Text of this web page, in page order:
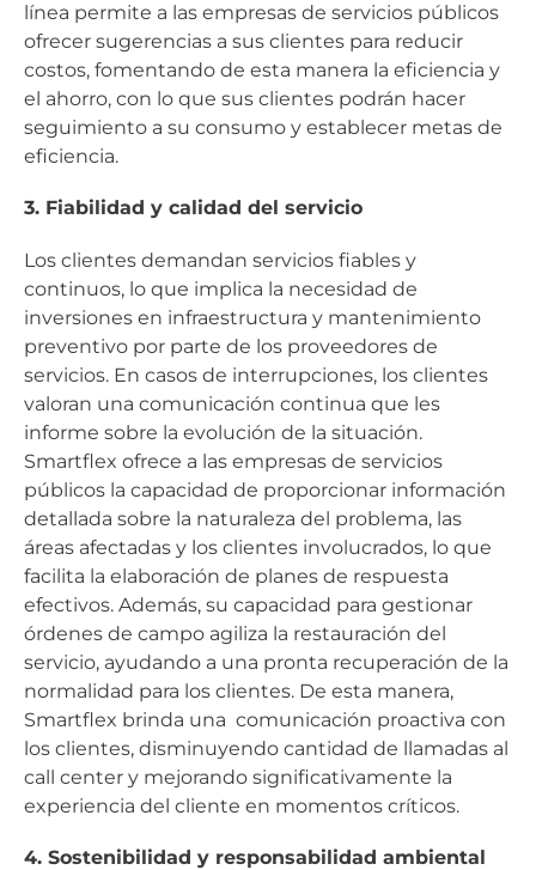
línea permite a las empresas de servicios públicos
ofrecer sugerencias a sus clientes para reducir
costos, fomentando de esta manera la eficiencia y
el ahorro, con lo que sus clientes podrán hacer
seguimiento a su consumo y establecer metas de
eficiencia.
3. Fiabilidad y calidad del servicio
Los clientes demandan servicios fiables y
continuos, lo que implica la necesidad de
inversiones en infraestructura y mantenimiento
preventivo por parte de los proveedores de
servicios. En casos de interrupciones, los clientes
valoran una comunicación continua que les
informe sobre la evolución de la situación.
Smartflex ofrece a las empresas de servicios
públicos la capacidad de proporcionar información
detallada sobre la naturaleza del problema, las
áreas afectadas y los clientes involucrados, lo que
facilita la elaboración de planes de respuesta
efectivos. Además, su capacidad para gestionar
órdenes de campo agiliza la restauración del
servicio, ayudando a una pronta recuperación de la
normalidad para los clientes. De esta manera,
Smartflex brinda una comunicación proactiva con
los clientes, disminuyendo cantidad de llamadas al
call center y mejorando significativamente la
experiencia del cliente en momentos críticos.
4. Sostenibilidad y responsabilidad ambiental